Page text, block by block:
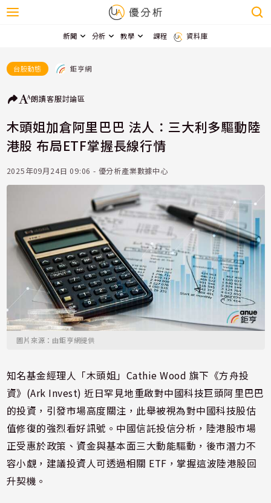
新聞 分析 教學 課程 資料庫
台股動態 鉅亨網
朗讀客服討論區
木頭姐加倉阿里巴巴 法人：三大利多驅動陸
港股 布局ETF掌握長線行情
2025年09月24日 09:06 - 優分析產業數據中心
圖片來源：由鉅亨網提供
知名基金經理人「木頭姐」Cathie Wood 旗下《方舟投
資》(Ark Invest) 近日罕見地重啟對中國科技巨頭阿里巴巴
的投資，引發市場高度關注，此舉被視為對中國科技股估
值修復的強烈看好訊號。中國信託投信分析，陸港股市場
正受惠於政策、資金與基本面三大動能驅動，後市潛力不
容小覷，建議投資人可透過相關 ETF，掌握這波陸港股回
升契機。